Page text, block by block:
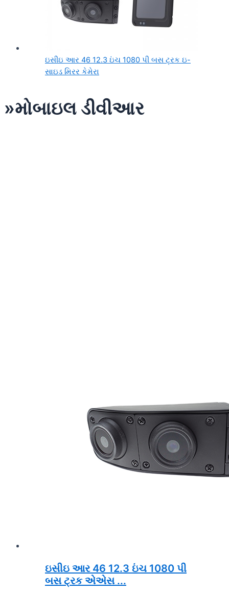
ઇસીઇ આર 46 12.3 ઇંચ 1080 પી બસ ટ્રક ઇ-
સાઇડ મિરર કેમેરા
»મોબાઇલ ડીવીઆર
ઇસીઇ આર 46 12.3 ઇંચ 1080 પી
બસ ટ્રક એએસ ...